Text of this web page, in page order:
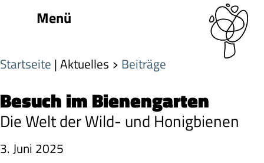
Menü
Startseite | Aktuelles Beiträge
Besuch im Bienengarten
Die Welt der Wild- und Honigbienen
3. Juni 2025